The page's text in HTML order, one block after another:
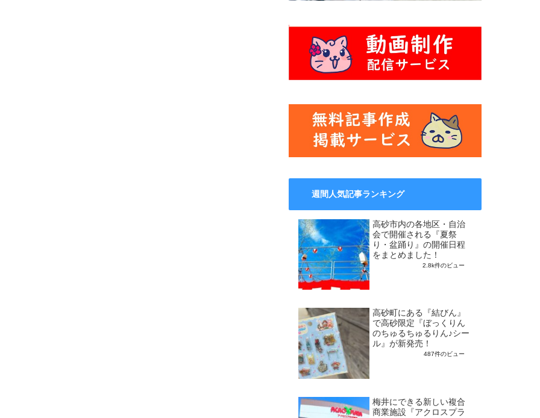
週間人気記事ランキング
高砂市内の各地区・自治
会で開催される『夏祭
り・盆踊り』の開催日程
をまとめました！
2.8k件のビュー
高砂町にある『結びん』
で高砂限定『ぼっくりん
のちゅるちゅるりん♪シー
ル』が新発売！
487件のビュー
梅井にできる新しい複合
商業施設『アクロスプラ